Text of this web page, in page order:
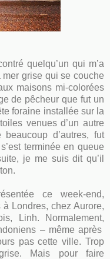
quelqu’un qui m’a
mer grise qui se couche
maisons mi-colorées
de pêcheur que fut un
foraine installée sur la
venues d’un autre
d’autres, fut
terminée en queue
je me suis dit qu’il
ce week-end,
Londres, chez Aurore,
Linh. Normalement,
– même après
pas cette ville. Trop
Mais pour faire